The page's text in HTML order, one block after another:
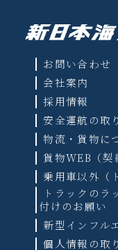
曜日
営業時間
電話予約
受付時間
月
※運航状況によっ
お車
お問い合わせ
会社案内
採用情報
安全運航の取
物流・貨物に
貨物WEB（契
乗用車以外（
トラックのラ
付けのお願い
新型インフル
個人情報の取